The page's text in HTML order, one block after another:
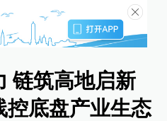
链筑高地启新
底盘产业生态